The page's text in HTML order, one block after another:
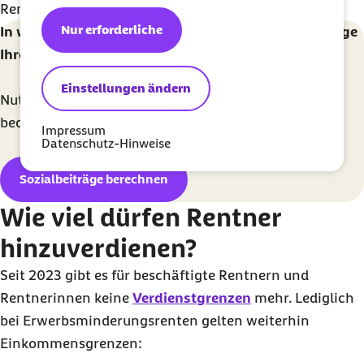
Einstellungen ändern
Nur erforderliche
Impressum
Datenschutz-Hinweise
Rentenversicherung.
In wenigen Schritten die Sozialversicherungsbeiträge
Ihrer Beschäftigten berechnen
Nutzen Sie den Barmer Beitragsrechner um ganz
bequem Ihre Sozialbeiträge auszurechnen
Sozialbeiträge berechnen
Wie viel dürfen Rentner
hinzuverdienen?
Seit 2023 gibt es für beschäftigte Rentnern und
Rentnerinnen keine Verdienstgrenzen mehr. Lediglich
bei Erwerbsminderungsrenten gelten weiterhin
Einkommensgrenzen: